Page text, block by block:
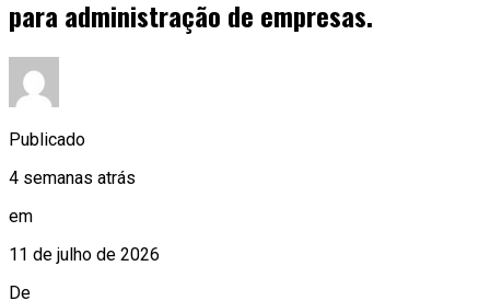
para administração de empresas.
Publicado
4 semanas atrás
em
11 de julho de 2026
De